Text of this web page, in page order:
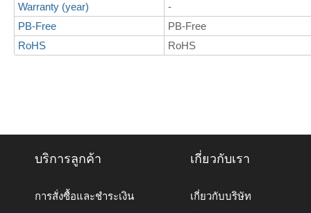
Warranty (year)
-
PB-Free
PB-Free
RoHS
RoHS
บริการลูกค้า
การสั่งซื้อและชำระเงิน
เกี่ยวกับเรา
เกี่ยวกับบริษัท